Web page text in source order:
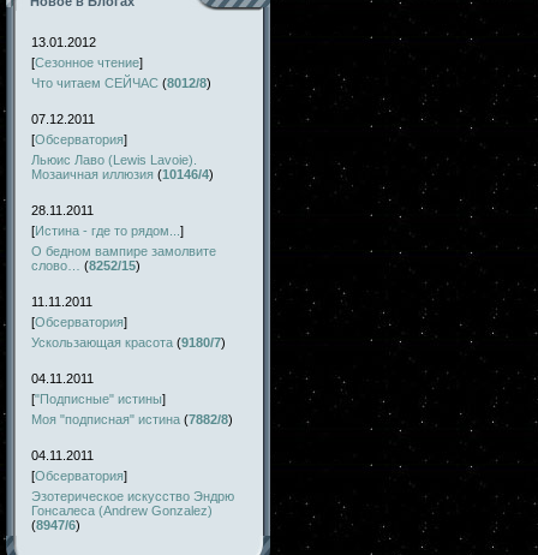
13.01.2012
[Сезонное чтение]
Что читаем СЕЙЧАС (8012/8)
07.12.2011
[Обсерватория]
Льюис Лаво (Lewis Lavoie).
Мозаичная иллюзия (10146/4)
28.11.2011
[Истина - где то рядом... ]
О бедном вампире замолвите
слово…
(8252/15)
11.11.2011
[Обсерватория]
Ускользающая красота (9180/7)
04.11.2011
["Подписные" истины]
Моя "подписная" истина (7882/8)
04.11.2011
[Обсерватория]
Эзотерическое искусство Эндрю
Гонсалеса (Andrew Gonzalez)
(8947/6)